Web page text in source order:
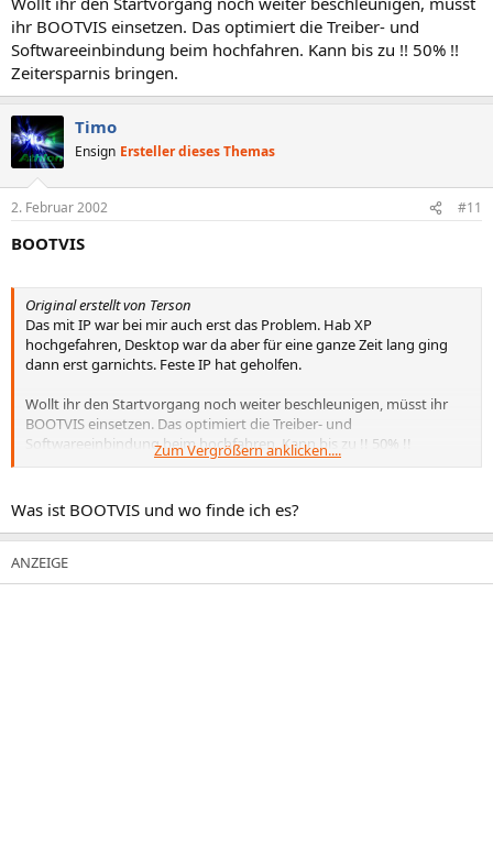
ihr BOOTVIS einsetzen. Das optimiert die Treiber- und
Softwareeinbindung beim hochfahren. Kann bis zu !! 50% !!
Zeitersparnis bringen.
Timo
Ensign Ersteller dieses Themas
2. Februar 2002 #11
BOOTVIS
Original erstellt von Terson
Das mit IP war bei mir auch erst das Problem. Hab XP
hochgefahren, Desktop war da aber für eine ganze Zeit lang ging
dann erst garnichts. Feste IP hat geholfen.
Wollt ihr den Startvorgang noch weiter beschleunigen, müsst ihr
BOOTVIS einsetzen. Das optimiert die Treiber- und
Softwareeinbindung beim hochfahren. Kann bis zu !! 50% !!
Zeitersparnis bringen.
Zum Vergrößern anklicken....
Was ist BOOTVIS und wo finde ich es?